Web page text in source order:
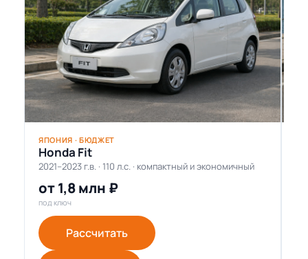
ЯПОНИЯ · БЮДЖЕТ
Honda Fit
2021–2023 г.в. · 110 л.с. · компактный и экономичный
от 1,8 млн ₽
под ключ
Рассчитать